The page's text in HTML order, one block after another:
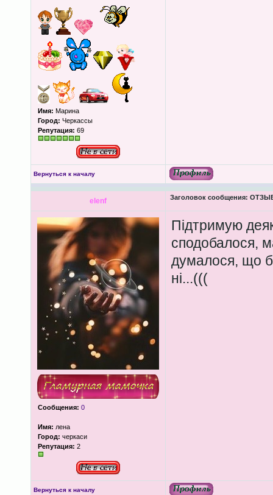
Имя: Марина
Город: Черкассы
Репутация: 69
Вернуться к началу
elenf Заголовок сообщения:
Сообщения: 0
Имя: лена
Город: черкаси
Репутация: 2
Підтримую
сподобалося,
думалося, що
ні...(((
Вернуться к началу